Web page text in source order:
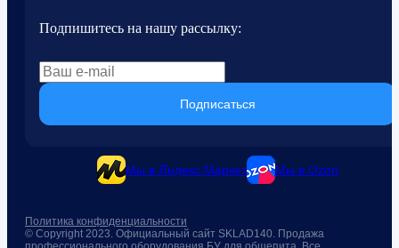
Подпишитесь на нашу рассылку:
Подписаться
Мы в Яндекс.Маркет Мы в Ozon
© Copyright 2023. Официальный сайт SKLAD140. Продажа
Политика конфиденциальности